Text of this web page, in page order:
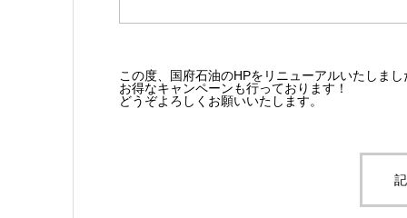
この度、国府石油のHPをリニューアルいたしまし
お得なキャンペーンも行っております！
どうぞよろしくお願いいたします。